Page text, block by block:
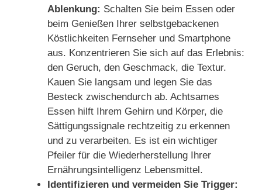
Ablenkung: Schalten Sie beim Essen oder
beim Genießen Ihrer selbstgebackenen
Köstlichkeiten Fernseher und Smartphone
aus. Konzentrieren Sie sich auf das Erlebnis:
den Geruch, den Geschmack, die Textur.
Kauen Sie langsam und legen Sie das
Besteck zwischendurch ab. Achtsames
Essen hilft Ihrem Gehirn und Körper, die
Sättigungssignale rechtzeitig zu erkennen
und zu verarbeiten. Es ist ein wichtiger
Pfeiler für die Wiederherstellung Ihrer
Ernährungsintelligenz Lebensmittel.
Identifizieren und vermeiden Sie Trigger: